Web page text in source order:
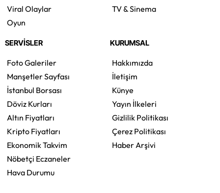
Viral Olaylar
Oyun
TV & Sinema
SERVİSLER
Foto Galeriler
Manşetler Sayfası
İstanbul Borsası
Döviz Kurları
Altın Fiyatları
Kripto Fiyatları
Ekonomik Takvim
Nöbetçi Eczaneler
Hava Durumu
KURUMSAL
Hakkımızda
İletişim
Künye
Yayın İlkeleri
Gizlilik Politikası
Çerez Politikası
Haber Arşivi